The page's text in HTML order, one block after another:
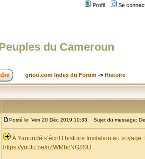
Profil
Se
du Cameroun
grioo.com Index du Forum -> Histoire
Posté le: Ven 20 Déc 2019 10:33 Sujet du message:
À Yaoundé s’écrit l’histoire Invitation au
https://youtu.be/nZWMbcNG8SU